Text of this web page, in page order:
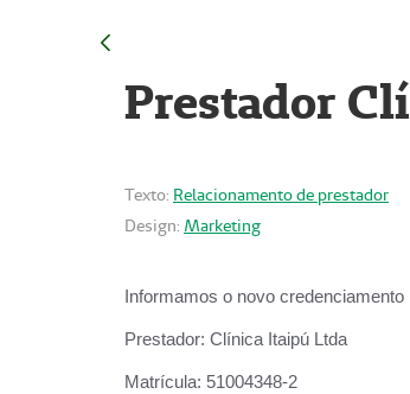
Prestador
Texto: Relacionamento de prestador
Design: Marketing
Informamos o novo
Prestador: Clínica Itaipú Ltda
Matrícula: 51004348-2